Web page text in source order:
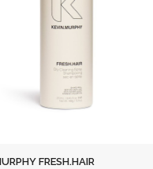
FRESH.HAIR